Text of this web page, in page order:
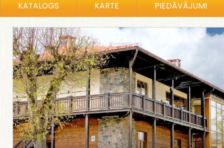
KATALOGS KARTE PIEDĀVĀJUMI